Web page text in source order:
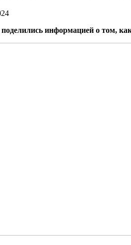
информацией о том, как